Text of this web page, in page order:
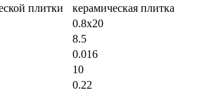
плитки
керамическая плитка
0.8x20
8.5
0.016
10
0.22